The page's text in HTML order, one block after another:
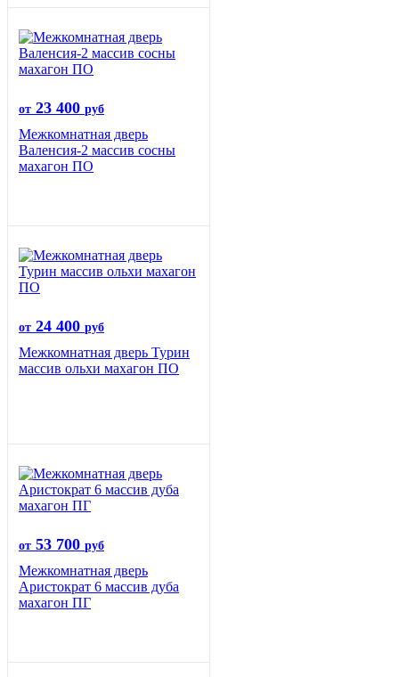
от 23 400 руб
Межкомнатная дверь
Валенсия-2 массив сосны
махагон ПО
от 24 400 руб
Межкомнатная дверь Турин
массив ольхи махагон ПО
от 53 700 руб
Межкомнатная дверь
Аристократ 6 массив дуба
махагон ПГ